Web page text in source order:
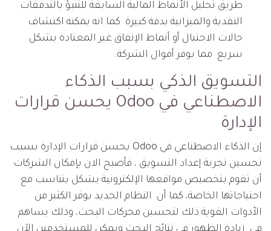
طريق تحليل الأنماط المالية السابقة للتنبؤ بالتدفقات
النقدية والميزانية بدقة كبيرة كما انه يمكنه اكتشاف
حالات الاحتيال أو أنماط الإنفاق غير المعتادة بشكل
سريع مما يوفر أموال الشركة.
التسويق الذكي بسبب الذكاء
الاصطناعي في Odoo يحسن قرارات
الإدارة
إن الذكاء الاصطناعي في Odoo يحسن قرارات الإدارة بسبب
تحسين تجربة إعداد التسويق ، فأصبح الان بإمكان الشركات
أن تقوم بتخصيص مواقعها الإلكترونية بشكل يتناسب مع
احتياجاتها الخاصة، كما أن النظام الجديد يوفر الكثير من
الأدوات القوية ذلك لتحسين محركات البحث، وذلك يساهم